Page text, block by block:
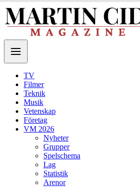
TV
Filmer
Teknik
Musik
Vetenskap
Företag
VM 2026
Nyheter
Grupper
Spelschema
Lag
Statistik
Arenor